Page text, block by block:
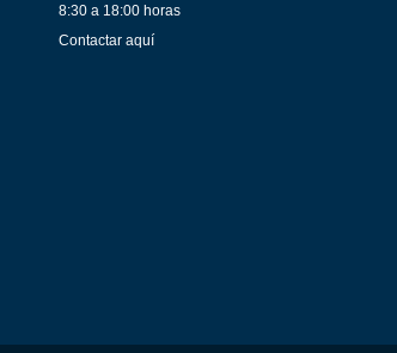
8:30 a 18:00 horas
Contactar aquí